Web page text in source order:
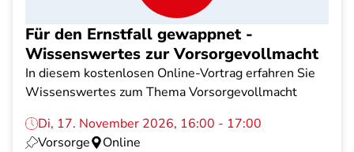
Für den Ernstfall gewappnet -
Wissenswertes zur Vorsorgevollmacht
In diesem kostenlosen Online-Vortrag erfahren Sie
Wissenswertes zum Thema Vorsorgevollmacht
Di, 17. November 2026, 16:00 - 17:00
Vorsorge
Online